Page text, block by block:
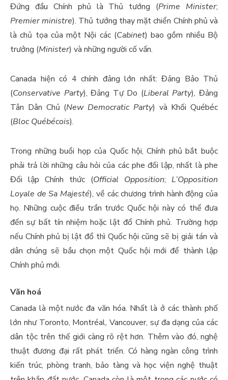
Đứng đầu Chính phủ là Thủ tướng (Prime Minister;
Premier ministre). Thủ tướng thay mặt chiển Chính phủ và
là chủ tọa của một Nội các (Cabinet) bao gồm nhiều Bộ
trưởng (Minister) và những người cố vấn.
Canada hiện có 4 chính đảng lớn nhất: Đảng Bảo Thủ
(Conservative Party), Đảng Tự Do (Liberal Party), Đảng
Tân Dân Chủ (New Democratic Party) và Khối Québéc
(Bloc Québécois).
Trong những buổi họp của Quốc hội, Chính phủ bắt buộc
phải trả lời những câu hỏi của các phe đối lập, nhất là phe
Đối lập Chính thức (Official Opposition; L’Opposition
Loyale de Sa Majesté), về các chương trình hành động của
họ. Những cuộc điều trần trước Quốc hội này có thể đưa
đến sự bất tín nhiệm hoặc lật đổ Chính phủ. Trường hợp
nếu Chính phủ bị lật đổ thì Quốc hội cũng sẽ bị giải tán và
dân chúng sẽ bầu chọn một Quốc hội mới để thành lập
Chính phủ mới.
Văn hoá
Canada là một nước đa văn hóa. Nhất là ở các thành phố
lớn như Toronto, Montréal, Vancouver, sự đa dạng của các
dân tộc trên thế giới càng rõ rệt hơn. Thêm vào đó, nghệ
thuật đương đại rất phát triển. Có hàng ngàn công trình
kiến trúc, phòng tranh, bảo tàng và học viện nghệ thuật